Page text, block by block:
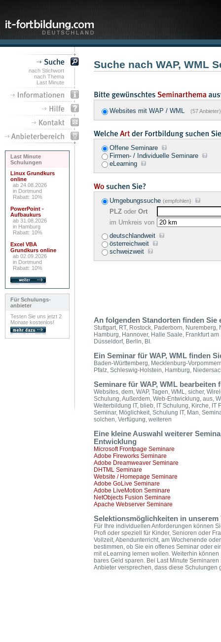
nach Stichwort
nach Thema
Last Minute
Last Minute
Schulungen
Linux Grundkurs
online
ab 24.08.2026
in Dortmund
Rabatt: 10%
PowerPoint -
Aufbaukurs
ab 31.08.2026
in Hamburg
Rabatt: 10%
Excel VBA
Grundkurs online
ab 02.09.2026
in Dortmund
Rabatt: 10%
Für Schulungs-
anbieter
Testen Sie uns jetzt 2
Monate kostenlos!
Suche nach WAP, WML
Websites mit WAP / WML (57 Anbieter)
Offene Seminare
Firmen- / Individuelle Seminare
eLearning
Umgebungssuche (empfohlen)
PLZ oder Ort
im Umkreis von
deutschlandweit
österreichweit
schweizweit
An folgenden Standorten finden Sie
Stuttgart, RT, Rostock, Paderborn,
Hamburg, Hannover, Halle Saale, Frankfurt
Düsseldorf, Berlin, BI.
Ein Seminar für WAP, WML finden
Baden-Württemberg, Mecklenburg-
Pfalz, Schleswig-Holstein, Hamburg,
Seminare für WAP, WML
Websites, dem, WAP, Tagen, WML, sicher,
Schulung, Außerdem, Web-Entwicklung, aus,
Weiterbildung IT, blieb, IT Schulung, Kirche, IT
Seminar, Möglichkeit, Schulung IT, Man,
solchen, Verfügung, weiteren
Eine kleine Auswahl weiterer
Entwicklung
Microsoft Frontpage Seminare
Adobe Fireworks Seminare
Adobe Dreamweaver Seminare
DHTML Seminare
Website / Homepage Seminare
Adobe GoLive Seminare
Adobe LiveMotion Seminare
NetObjects Fusion Seminare
Apache Webserver Seminare
Selektionsmöglichkeiten in unserem
Für Ihre individuellen Anforderungen können
Profi oder speziell für Kinder, Senioren oder
Vollzeit, Abendunterricht, am Wochenende
bestimmen, ob Sie ein offenes Seminar oder
mit eLearning lernen wollen. Weiterhin
bares Geld sparen. Bei Last Minute
Anbieter versprechen, dass diese Schulungen